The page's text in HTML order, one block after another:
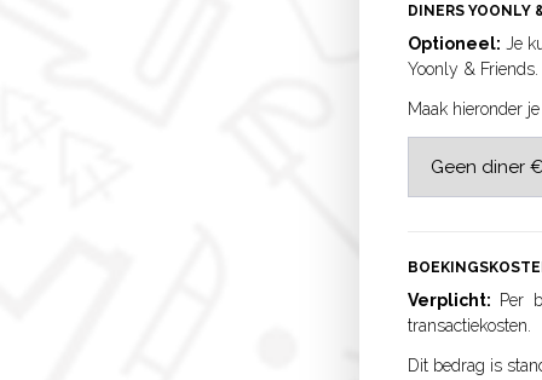
DINERS YOONLY
Optioneel: Je
Yoonly & Friends.
Maak hieronder je
Verplicht: Per
transactiekosten.
Dit bedrag is